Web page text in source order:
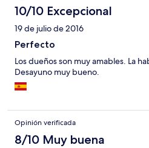
10/10 Excepcional
19 de julio de 2016
Perfecto
Los dueños son muy amables. La
Desayuno muy bueno.
Opinión verificada
8/10 Muy buena